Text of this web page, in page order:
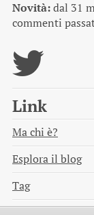
Novità:dal 31
commenti
Link
Ma chi è?
Esplora il blog
Tag